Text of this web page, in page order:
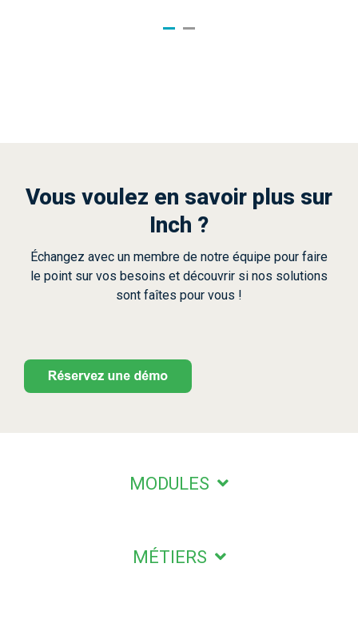
Vous voulez en savoir plus sur
Inch ?
Échangez avec un membre de notre équipe pour faire
le point sur vos besoins et découvrir si nos solutions
sont faîtes pour vous !
MODULES
MÉTIERS